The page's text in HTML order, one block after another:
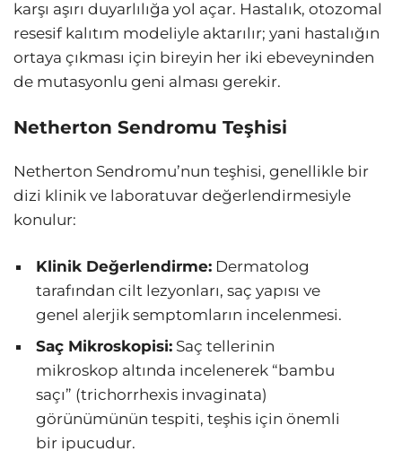
karşı aşırı duyarlılığa yol açar. Hastalık, otozomal
resesif kalıtım modeliyle aktarılır; yani hastalığın
ortaya çıkması için bireyin her iki ebeveyninden
de mutasyonlu geni alması gerekir.
Netherton Sendromu Teşhisi
Netherton Sendromu’nun teşhisi, genellikle bir
dizi klinik ve laboratuvar değerlendirmesiyle
konulur:
Klinik Değerlendirme: Dermatolog
tarafından cilt lezyonları, saç yapısı ve
genel alerjik semptomların incelenmesi.
Saç Mikroskopisi: Saç tellerinin
mikroskop altında incelenerek “bambu
saçı” (trichorrhexis invaginata)
görünümünün tespiti, teşhis için önemli
bir ipucudur.